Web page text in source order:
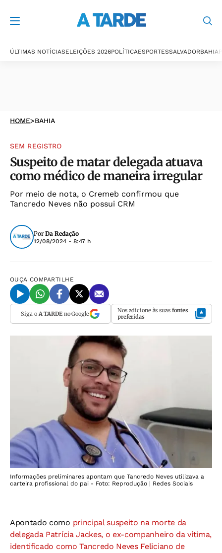
ÚLTIMAS NOTÍCIASELEIÇÕES 2026POLÍTICAESPORTESSALVADORBAHIA
HOME>BAHIA
SEM REGISTRO
Suspeito de matar delegada atuava
como médico de maneira irregular
Por meio de nota, o Cremeb confirmou que
Tancredo Neves não possui CRM
Por Da Redação
12/08/2024 - 8:47 h
OUÇA COMPARTILHE
Siga o A TARDEno Google Nos adicione às suas fontes
preferidas
Informações preliminares apontam que Tancredo Neves utilizava a
carteira profissional do pai - Foto: Reprodução | Redes Sociais
Apontado como principal suspeito na morte da
delegada Patrícia Jackes, o ex-companheiro da vítima,
identificado como Tancredo Neves Feliciano de